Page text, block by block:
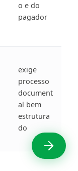
o e do
pagador
exige
processo
document
al bem
estrutura
do